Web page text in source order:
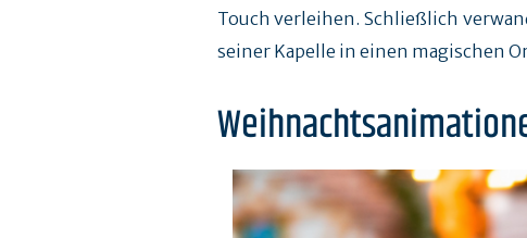
Touch verleihen. Schließlich
seiner Kapelle in einen magischen